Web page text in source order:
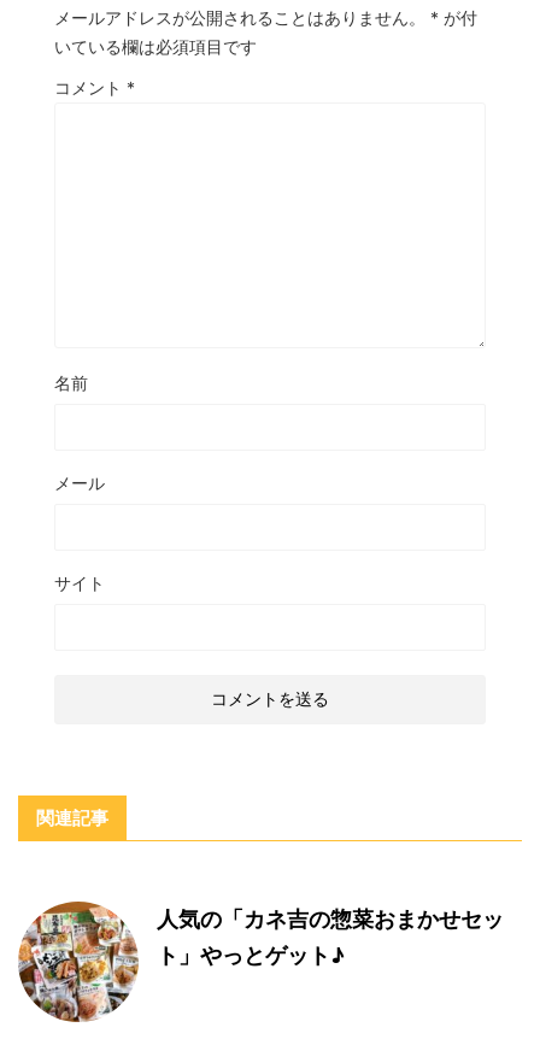
メールアドレスが公開されることはありません。 * が付
いている欄は必須項目です
コメント *
名前
メール
サイト
関連記事
人気の「カネ吉の惣菜おまかせセッ
ト」やっとゲット♪